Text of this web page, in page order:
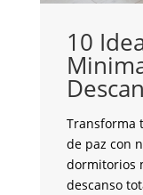
10
Transforma
de paz con
dormitorios
descanso